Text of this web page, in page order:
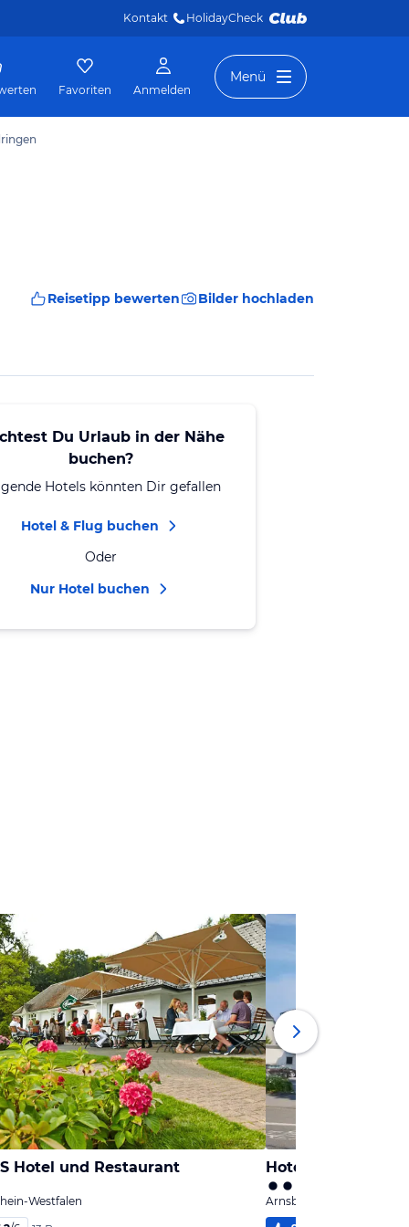
Kontakt HolidayCheck
Favoriten Anmelden
Menü
Reisetipp bewerten Bilder hochladen
Du Urlaub in der Nähe
buchen?
Hotels könnten Dir gefallen
Hotel & Flug buchen
Oder
Nur Hotel buchen
Hotel und Restaurant
Westfalen
Hotel Restaurant
Arnsberg, Nordrhein-